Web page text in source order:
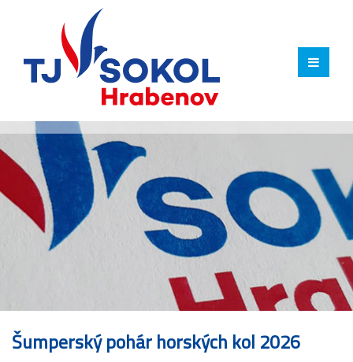
Šumperský pohár horských kol 2026